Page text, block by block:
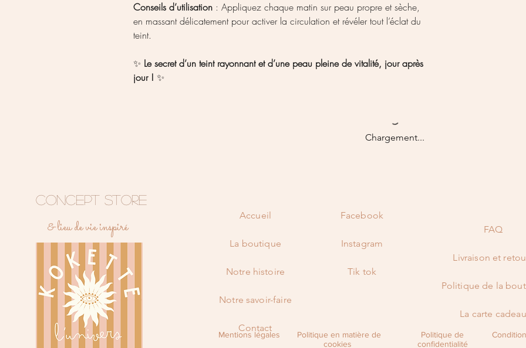
Conseils d’utilisation : Appliquez chaque matin sur peau propre et sèche,
en massant délicatement pour activer la circulation et révéler tout l’éclat du
teint.
✨ Le secret d’un teint rayonnant et d’une peau pleine de vitalité, jour après
jour ! ✨
Chargement...
CONCEPT STORE
& lieu de vie inspiré
Accueil
La boutique
Notre histoire
Notre savoir-faire
Contact
Facebook
Instagram
Tik tok
FAQ
Livraison et
Politique de la
La carte cadeau
Mentions légales
Politique en matière de
cookies
Politique de
confidentialité